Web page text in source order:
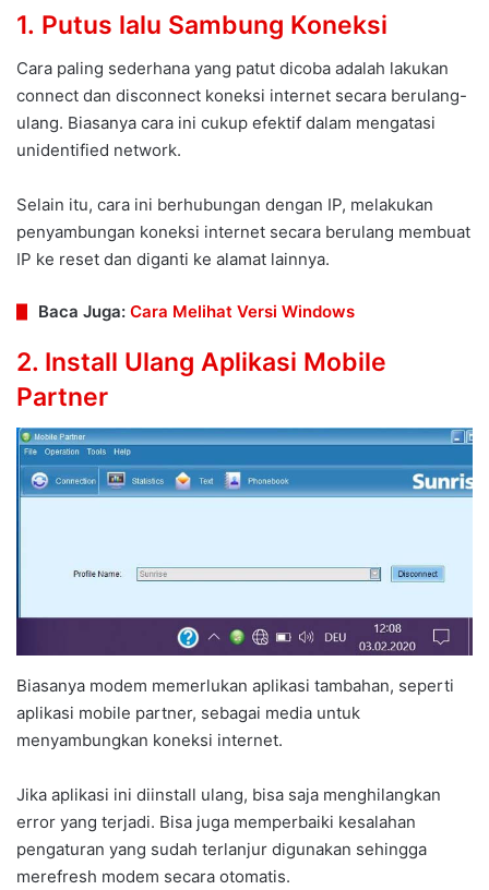
1. Putus lalu Sambung Koneksi
Cara paling sederhana yang patut dicoba adalah lakukan
connect dan disconnect koneksi internet secara berulang-
ulang. Biasanya cara ini cukup efektif dalam mengatasi
unidentified network.
Selain itu, cara ini berhubungan dengan IP, melakukan
penyambungan koneksi internet secara berulang membuat
IP ke reset dan diganti ke alamat lainnya.
Baca Juga: Cara Melihat Versi Windows
2. Install Ulang Aplikasi Mobile
Partner
Biasanya modem memerlukan aplikasi tambahan, seperti
aplikasi mobile partner, sebagai media untuk
menyambungkan koneksi internet.
Jika aplikasi ini diinstall ulang, bisa saja menghilangkan
error yang terjadi. Bisa juga memperbaiki kesalahan
pengaturan yang sudah terlanjur digunakan sehingga
merefresh modem secara otomatis.